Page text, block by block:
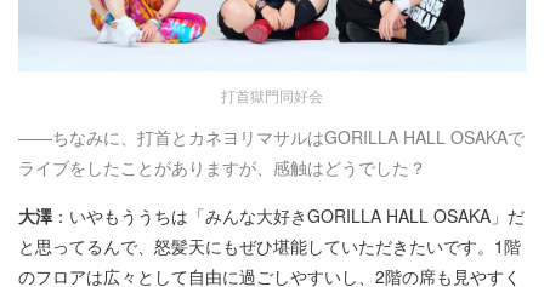
打首獄門同好会
――ちなみに、打首とカネヨリマサルはGORILLA HALL OSAKAで
ライブをしたことがありますが、感触はどうでした？
大澤：いやもううちは「みんな大好きGORILLA HALL OSAKA」だ
と思ってるんで、怒髪天にもぜひ堪能していただきたいです。1階
のフロアは広々として自由に過ごしやすいし、2階の席も見やすく